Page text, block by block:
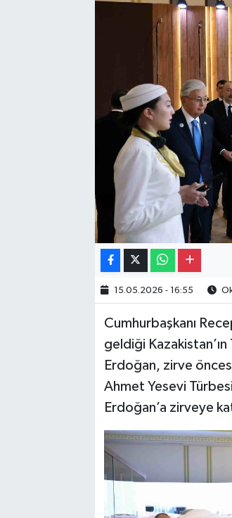
15.05.2026 - 16:55
Cumhurbaşkanı
geldiği
Erdoğan, zirve
Ahmet Yesevi
Erdoğan’a zirveye